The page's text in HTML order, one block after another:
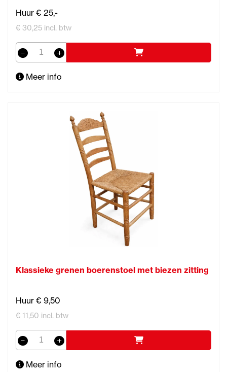
Huur € 25,-
€ 30,25 incl. btw
Meer info
Klassieke grenen boerenstoel met biezen zitting
Huur € 9,50
€ 11,50 incl. btw
Meer info